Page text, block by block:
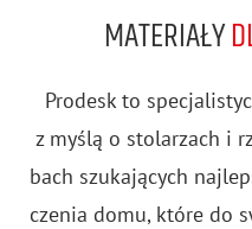
MATERIAŁY
Pro­desk to
z myślą o sto­la­rzach i
bach szu­ka­ją­cych
cze­nia domu, które do